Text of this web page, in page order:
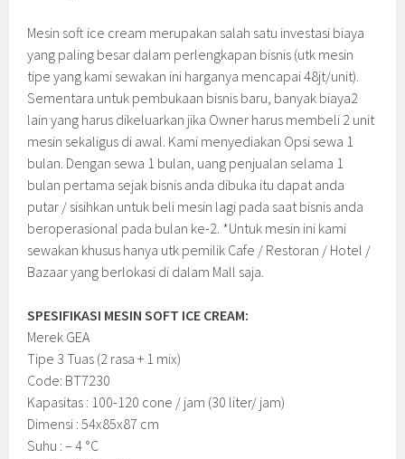
Mesin soft ice cream merupakan salah satu investasi biaya
yang paling besar dalam perlengkapan bisnis (utk mesin
tipe yang kami sewakan ini harganya mencapai 48jt/unit).
Sementara untuk pembukaan bisnis baru, banyak biaya2
lain yang harus dikeluarkan jika Owner harus membeli 2 unit
mesin sekaligus di awal. Kami menyediakan Opsi sewa 1
bulan. Dengan sewa 1 bulan, uang penjualan selama 1
bulan pertama sejak bisnis anda dibuka itu dapat anda
putar / sisihkan untuk beli mesin lagi pada saat bisnis anda
beroperasional pada bulan ke-2. *Untuk mesin ini kami
sewakan khusus hanya utk pemilik Cafe / Restoran / Hotel /
Bazaar yang berlokasi di dalam Mall saja.
SPESIFIKASI MESIN SOFT ICE CREAM:
Merek GEA
Tipe 3 Tuas (2 rasa + 1 mix)
Code: BT7230
Kapasitas : 100-120 cone / jam (30 liter/ jam)
Dimensi : 54x85x87 cm
Suhu : – 4 °C